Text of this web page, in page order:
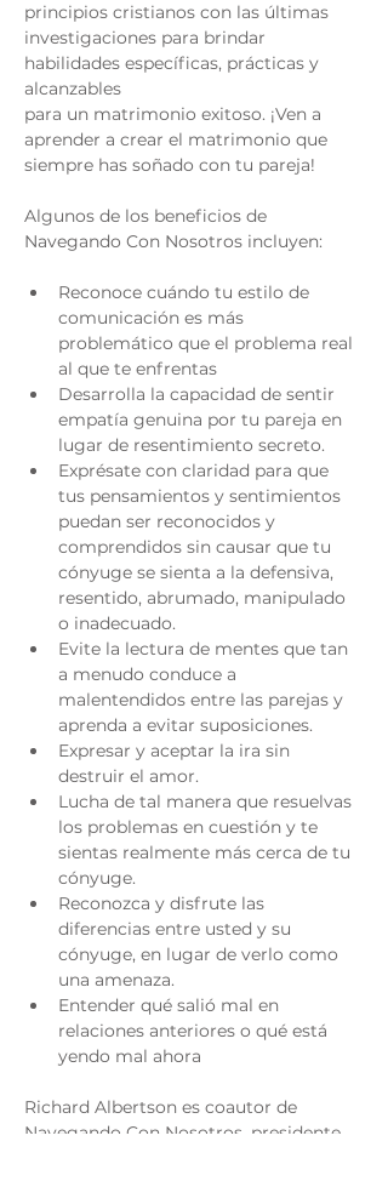
principios cristianos con las últimas
investigaciones para brindar
habilidades específicas, prácticas y
alcanzables
para un matrimonio exitoso. ¡Ven a
aprender a crear el matrimonio que
siempre has soñado con tu pareja!
Algunos de los beneficios de
Navegando Con Nosotros incluyen:
Reconoce cuándo tu estilo de
comunicación es más
problemático que el problema real
al que te enfrentas
Desarrolla la capacidad de sentir
empatía genuina por tu pareja en
lugar de resentimiento secreto.
Exprésate con claridad para que
tus pensamientos y sentimientos
puedan ser reconocidos y
comprendidos sin causar que tu
cónyuge se sienta a la defensiva,
resentido, abrumado, manipulado
o inadecuado.
Evite la lectura de mentes que tan
a menudo conduce a
malentendidos entre las parejas y
aprenda a evitar suposiciones.
Expresar y aceptar la ira sin
destruir el amor.
Lucha de tal manera que resuelvas
los problemas en cuestión y te
sientas realmente más cerca de tu
cónyuge.
Reconozca y disfrute las
diferencias entre usted y su
cónyuge, en lugar de verlo como
una amenaza.
Entender qué salió mal en
relaciones anteriores o qué está
yendo mal ahora
Richard Albertson es coautor de
Navegando Con Nosotros, presidente